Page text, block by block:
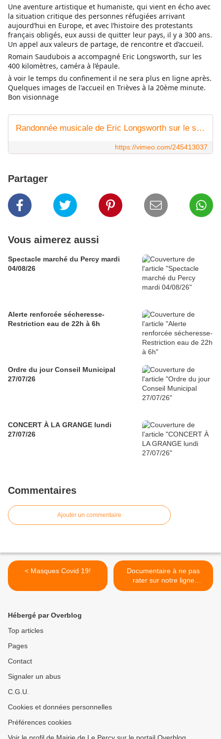
Une aventure artistique et humaniste, qui vient en écho avec
la situation critique des personnes réfugiées arrivant
aujourd’hui en Europe, et avec l’histoire des protestants
français obligés, eux aussi de quitter leur pays, il y a 300 ans.
Un appel aux valeurs de partage, de rencontre et d’accueil.
Romain Saudubois a accompagné Eric Longsworth, sur les
400 kilomètres, caméra à l’épaule.
à voir le temps du confinement il ne sera plus en ligne après.
Quelques images de l'accueil en Trièves à la 20ème minute.
Bon visionnage
Randonnée musicale de Eric Longsworth sur le sentier des Huguenots
https://vimeo.com/245413037
Partager
Vous aimerez aussi
Spectacle marché du Percy mardi
04/08/26
Alerte renforcée sécheresse-
Restriction eau de 22h à 6h
Ordre du jour Conseil Municipal
27/07/26
CONCERT À LA GRANGE lundi
27/07/26
Commentaires
Ajouter un commentaire
< Masques Covid 19!
Documentaire à ne pas
rater sur notre ligne
Grenoble/Veynes/Gap >
Hébergé par Overblog
Top articles
Pages
Contact
Signaler un abus
C.G.U.
Cookies et données personnelles
Préférences cookies